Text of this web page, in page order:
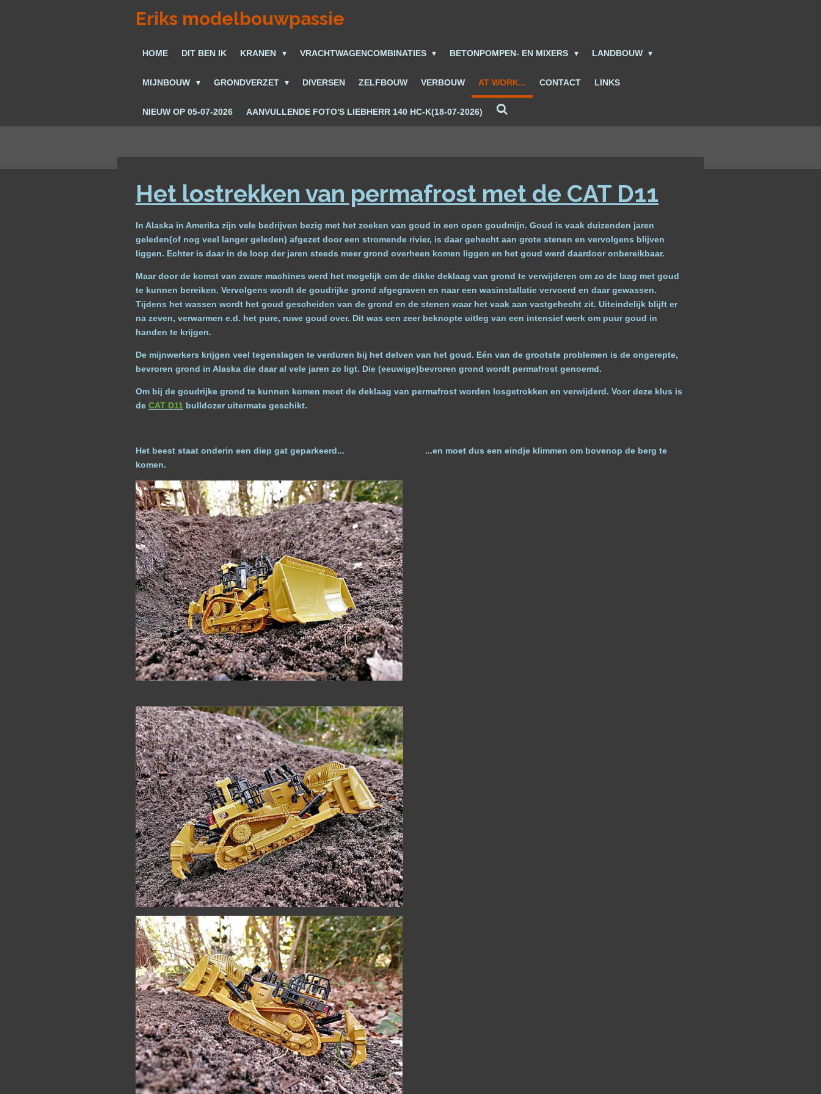
Eriks modelbouwpassie
HOME DIT BEN IK KRANEN VRACHTWAGENCOMBINATIES BETONPOMPEN- EN MIXERS LANDBOUW
MIJNBOUW GRONDVERZET DIVERSEN ZELFBOUW VERBOUW AT WORK... CONTACT LINKS
NIEUW OP 05-07-2026 AANVULLENDE FOTO'S LIEBHERR 140 HC-K(18-07-2026)
Het lostrekken van permafrost met de CAT D11
In Alaska in Amerika zijn vele bedrijven bezig met het zoeken van goud in een open goudmijn. Goud is vaak duizenden jaren
geleden(of nog veel langer geleden) afgezet door een stromende rivier, is daar gehecht aan grote stenen en vervolgens blijven
liggen. Echter is daar in de loop der jaren steeds meer grond overheen komen liggen en het goud werd daardoor onbereikbaar.
Maar door de komst van zware machines werd het mogelijk om de dikke deklaag van grond te verwijderen om zo de laag met goud
te kunnen bereiken. Vervolgens wordt de goudrijke grond afgegraven en naar een wasinstallatie vervoerd en daar gewassen.
Tijdens het wassen wordt het goud gescheiden van de grond en de stenen waar het vaak aan vastgehecht zit. Uiteindelijk blijft er
na zeven, verwarmen e.d. het pure, ruwe goud over. Dit was een zeer beknopte uitleg van een intensief werk om puur goud in
handen te krijgen.
De mijnwerkers krijgen veel tegenslagen te verduren bij het delven van het goud. Eén van de grootste problemen is de ongerepte,
bevroren grond in Alaska die daar al vele jaren zo ligt. Die (eeuwige)bevroren grond wordt permafrost genoemd.
Om bij de goudrijke grond te kunnen komen moet de deklaag van permafrost worden losgetrokken en verwijderd. Voor deze klus is
de CAT D11 bulldozer uitermate geschikt.
Het beest staat onderin een diep gat geparkeerd... ...en moet dus een eindje klimmen om bovenop de berg te
komen.